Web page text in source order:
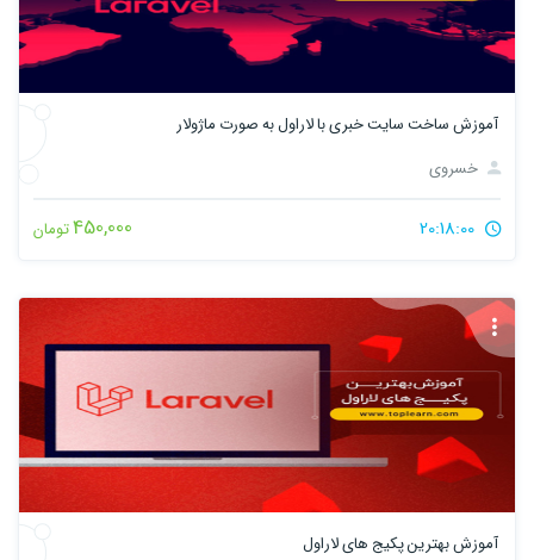
آموزش ساخت سایت خبری با لاراول به صورت ماژولار
خسروی
450,000تومان
آموزش بهترین پکیج های لاراول